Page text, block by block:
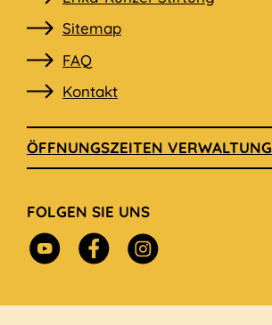
überspringen
Sitemap
FAQ
Kontakt
ÖFFNUNGSZEITEN VERWALTUNG
FOLGEN SIE UNS